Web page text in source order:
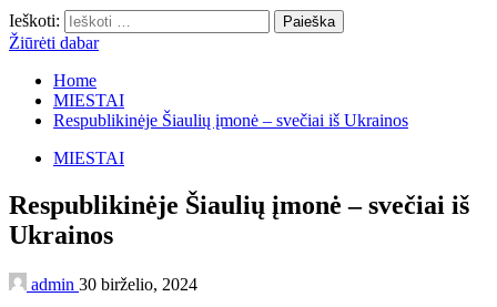
Ieškoti:
Žiūrėti dabar
Home
MIESTAI
Respublikinėje Šiaulių įmonė – svečiai iš Ukrainos
MIESTAI
Respublikinėje Šiaulių įmonė – svečiai iš
Ukrainos
admin 30 birželio, 2024